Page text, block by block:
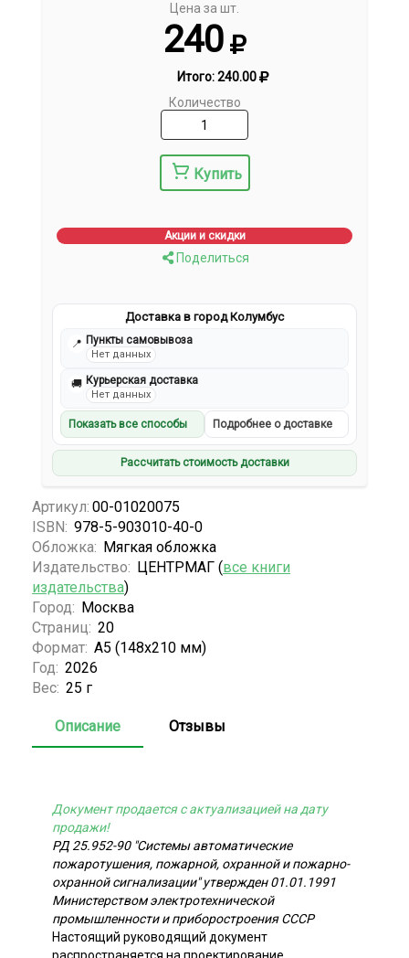
Цена за шт.
240
Итого:240.00
Количество
Купить
Акции и скидки
Поделиться
Доставка в город Колумбус
📍 Пункты самовывоза
Нет данных
🚚 Курьерская доставка
Нет данных
Показать все способы Подробнее о доставке
Рассчитать стоимость доставки
Артикул: 00-01020075
ISBN: 978-5-903010-40-0
Обложка: Мягкая обложка
Издательство: ЦЕНТРМАГ (все книги
издательства)
Город: Москва
Страниц: 20
Формат: А5 (148x210 мм)
Год: 2026
Вес: 25 г
Описание Отзывы
Документ продается с актуализацией на дату
продажи!
РД 25.952-90 "Системы автоматические
пожаротушения, пожарной, охранной и пожарно-
охранной сигнализации" утвержден 01.01.1991
Министерством электротехнической
промышленности и приборостроения СССР
Настоящий руководящий документ
распространяется на проектирование